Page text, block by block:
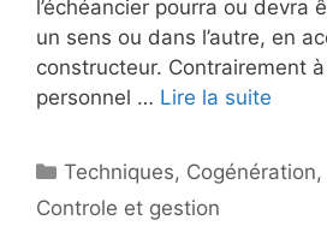
l’échéancier pourra ou devra
un sens ou dans l’autre, en
constructeur. Contrairement
personnel … Lire la suite
Catégories
Techniques, Cogénération,
Controle et gestion